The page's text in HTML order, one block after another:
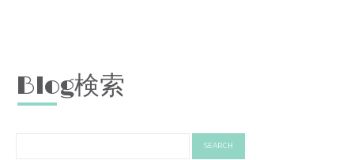
Blog検索